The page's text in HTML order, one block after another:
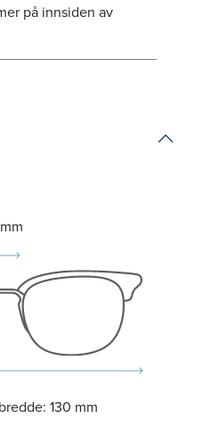
på innsiden av
130 mm